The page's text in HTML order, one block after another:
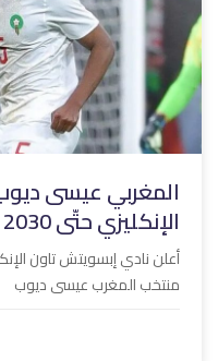
المغربي عيسى
الإنكليزي حتّى 2030
أعلن نادي إبسويتش تاون
منتخب المغرب عيسى ديوب